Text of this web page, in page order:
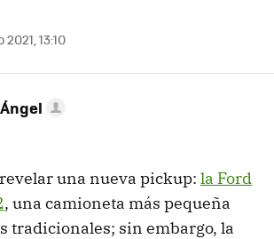
13:10
una nueva pickup: la Ford
, una camioneta más pequeña
tradicionales; sin embargo, la